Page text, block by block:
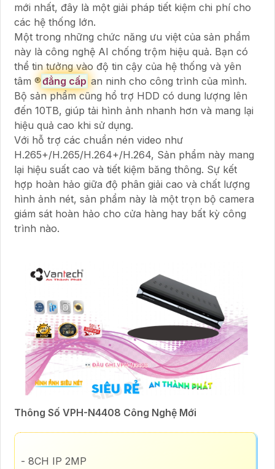
mới nhất, đây là một giải pháp tiết kiệm chi phí cho
các hệ thống lớn.
Một trong những chức năng ưu việt của sản phẩm
này là công nghệ AI chống trộm hiệu quả. Bạn có
thể tin tưởng vào độ tin cậy của hệ thống và yên
tâm ®️đẳng cấp an ninh cho công trình của mình.
Bộ sản phẩm cũng hổ trợ HDD có dung lượng lên
đến 10TB, giúp tải hình ảnh nhanh hơn và mang lại
hiệu quả cao khi sử dụng.
Với hỗ trợ các chuẩn nén video như
H.265+/H.265/H.264+/H.264, Sản phẩm này mang
lại hiệu suất cao và tiết kiệm băng thông. Sự kết
hợp hoàn hảo giữa độ phân giải cao và chất lượng
hình ảnh nét, sản phẩm này là một trọn bộ camera
giám sát hoàn hảo cho cửa hàng hay bất kỳ công
trình nào.
Thông Số VPH-N4408 Công Nghệ Mới
- 8CH IP 2MP